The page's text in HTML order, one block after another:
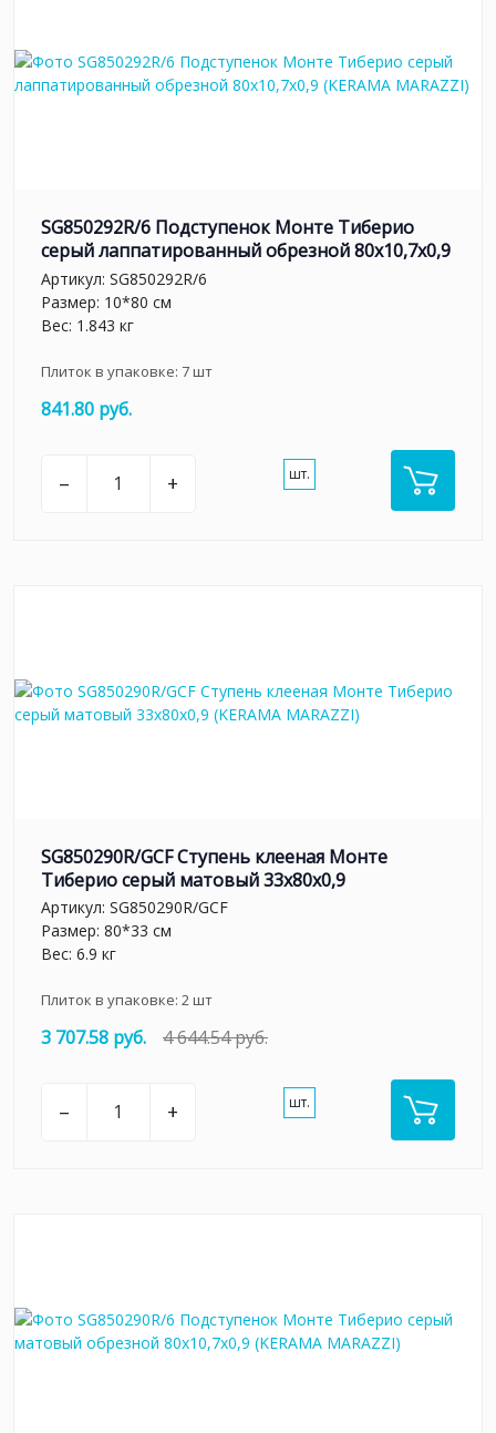
SG850292R/6 Подступенок Монте Тиберио
серый лаппатированный обрезной 80x10,7x0,9
Артикул: SG850292R/6
Размер: 10*80 см
Вес: 1.843 кг
Плиток в упаковке: 7шт
841.80 руб.
– + шт.
SG850290R/GCF Ступень клееная Монте
Тиберио серый матовый 33x80x0,9
Артикул: SG850290R/GCF
Размер: 80*33 см
Вес: 6.9 кг
Плиток в упаковке: 2шт
3 707.58 руб. 4 644.54 руб.
– + шт.